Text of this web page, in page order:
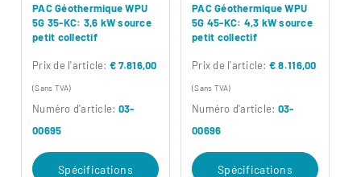
PAC Géothermique WPU
5G 35-KC: 3,6 kW source
petit collectif
Prix ​​de l'article: € 7.816,00
(Sans TVA)
Numéro d'article: 03-
00695
Spécifications
PAC Géothermique WPU
5G 45-KC: 4,3 kW source
petit collectif
Prix ​​de l'article: € 8.116,00
(Sans TVA)
Numéro d'article: 03-
00696
Spécifications